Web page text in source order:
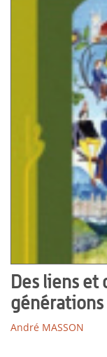
Des liens
générations
André MASSON